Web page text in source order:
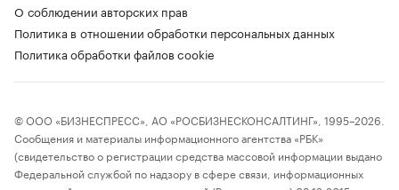
О соблюдении авторских прав
Политика в отношении обработки персональных данных
Политика обработки файлов cookie
© ООО «БИЗНЕСПРЕСС», АО «РОСБИЗНЕСКОНСАЛТИНГ», 1995–2026.
Сообщения и материалы информационного агентства «РБК»
(свидетельство о регистрации средства массовой информации выдано
Федеральной службой по надзору в сфере связи, информационных